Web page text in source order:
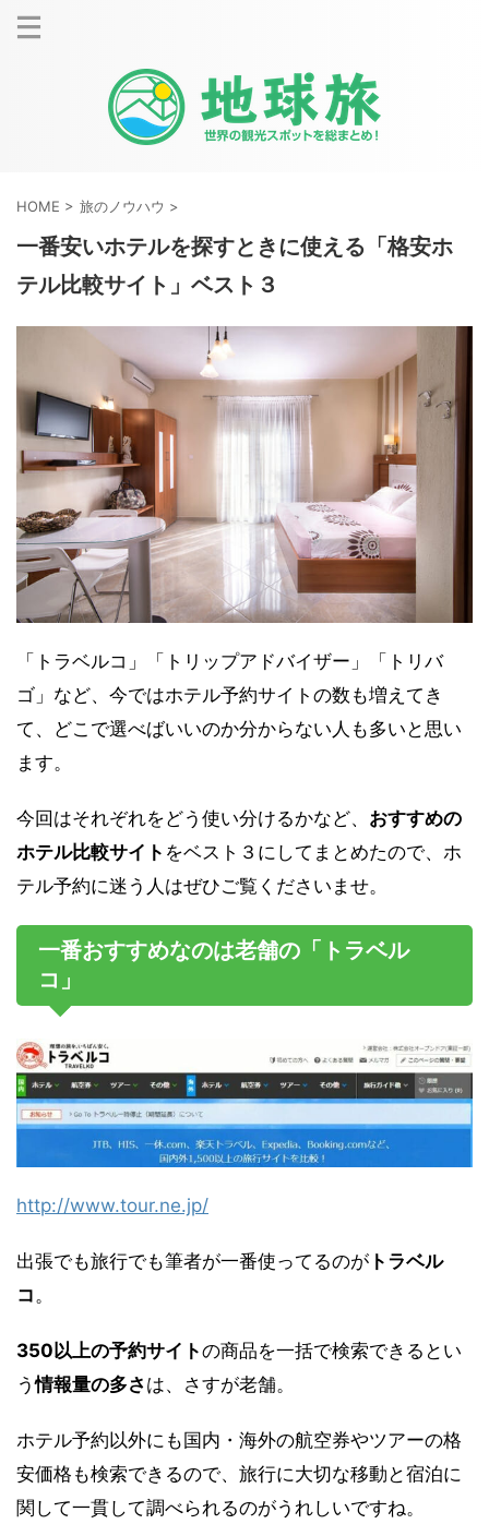
HOME > 旅のノウハウ >
一番安いホテルを探すときに使える「格安ホ
テル比較サイト」ベスト３
「トラベルコ」「トリップアドバイザー」「トリバ
ゴ」など、今ではホテル予約サイトの数も増えてき
て、どこで選べばいいのか分からない人も多いと思い
ます。
今回はそれぞれをどう使い分けるかなど、 おすすめの
ホテル比較サイト をベスト３にしてまとめたので、ホ
テル予約に迷う人はぜひご覧くださいませ。
一番おすすめなのは老舗の「トラベル
コ」
http://www.tour.ne.jp/
出張でも旅行でも筆者が一番使ってるのが トラベル
コ。
350以上の予約サイトの商品を一括で検索できるとい
う情報量の多さは、さすが老舗。
ホテル予約以外にも国内・海外の航空券やツアーの格
安価格も検索できるので、旅行に大切な移動と宿泊に
関して一貫して調べられるのがうれしいですね。